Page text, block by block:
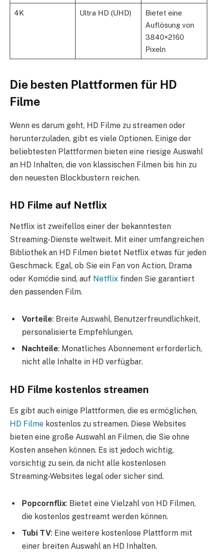
4K Ultra HD (UHD)
Bietet eine
Auflösung von
3840×2160
Pixeln
Die besten Plattformen für HD
Filme
Wenn es darum geht, HD Filme zu streamen oder
herunterzuladen, gibt es viele Optionen. Einige der
beliebtesten Plattformen bieten eine riesige Auswahl
an HD Inhalten, die von klassischen Filmen bis hin zu
den neuesten Blockbustern reichen.
HD Filme auf Netflix
Netflix ist zweifellos einer der bekanntesten
Streaming-Dienste weltweit. Mit einer umfangreichen
Bibliothek an HD Filmen bietet Netflix etwas für jeden
Geschmack. Egal, ob Sie ein Fan von Action, Drama
oder Komödie sind, auf Netflix finden Sie garantiert
den passenden Film.
Vorteile: Breite Auswahl, Benutzerfreundlichkeit,
personalisierte Empfehlungen.
Nachteile: Monatliches Abonnement erforderlich,
nicht alle Inhalte in HD verfügbar.
HD Filme kostenlos streamen
Es gibt auch einige Plattformen, die es ermöglichen,
HD Filme kostenlos zu streamen. Diese Websites
bieten eine große Auswahl an Filmen, die Sie ohne
Kosten ansehen können. Es ist jedoch wichtig,
vorsichtig zu sein, da nicht alle kostenlosen
Streaming-Websites legal oder sicher sind.
Popcornflix: Bietet eine Vielzahl von HD Filmen,
die kostenlos gestreamt werden können.
Tubi TV: Eine weitere kostenlose Plattform mit
einer breiten Auswahl an HD Inhalten.